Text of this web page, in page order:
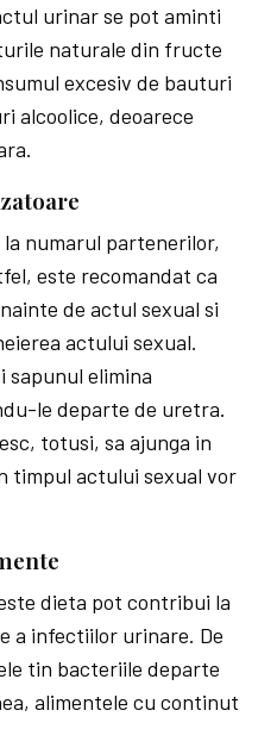
urinar se pot aminti
naturale din fructe
excesiv de bauturi
alcoolice, deoarece
numarul partenerilor,
este recomandat ca
de actul sexual si
actului sexual.
sapunul elimina
le departe de uretra.
totusi, sa ajunga in
timpul actului sexual vor
dieta pot contribui la
a infectiilor urinare. De
tin bacteriile departe
alimentele cu continut